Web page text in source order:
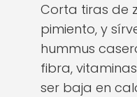
Corta tiras de
pimiento, y
hummus
fibra,
ser baja en